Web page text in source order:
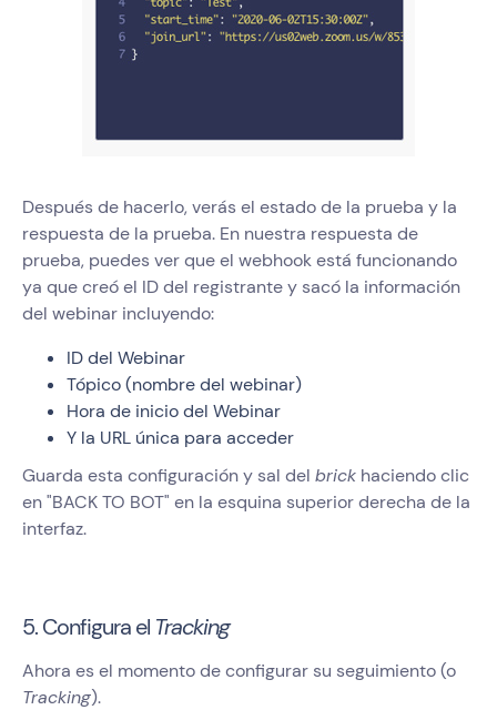
Después de hacerlo, verás el estado de la prueba y la
respuesta de la prueba. En nuestra respuesta de
prueba, puedes ver que el webhook está funcionando
ya que creó el ID del registrante y sacó la información
del webinar incluyendo:
ID del Webinar
Tópico (nombre del webinar)
Hora de inicio del Webinar
Y la URL única para acceder
Guarda esta configuración y sal del brick haciendo clic
en "BACK TO BOT" en la esquina superior derecha de la
interfaz.
5. Configura el Tracking
Ahora es el momento de configurar su seguimiento (o
Tracking).